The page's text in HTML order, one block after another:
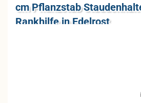
cm Pflanz­stab
Rank­hil­fe in Edel­rost